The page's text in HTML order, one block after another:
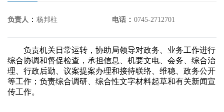
负责人 ： 杨邦柱 电话 ： 0745-2712701
负责机关日常运转，协助局领导对政务、业务工作进行
综合协调和督促检查，承担信息、机要文电、会务、综合治
理、行政后勤、议案提案办理和接待联络、维稳、政务公开
等工作；负责综合调研、综合性文字材料起草和有关新闻宣
传工作。